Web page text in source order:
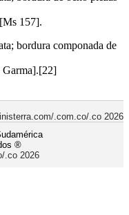
157].
bordura componada de
Garma].[22]
.com.co/.co 2026
®
.co 2026